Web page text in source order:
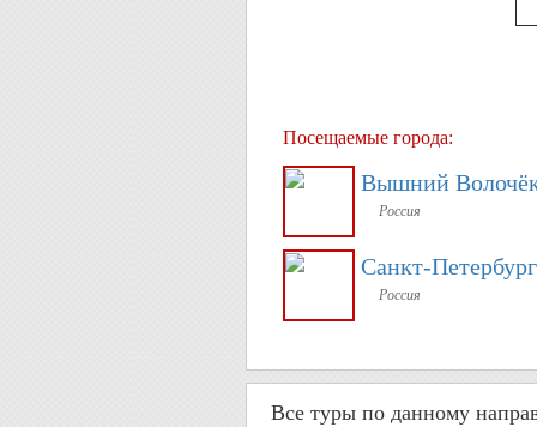
Посещаемые города:
Вышний
Россия
Санкт-Петербург
Россия
Все туры по данному